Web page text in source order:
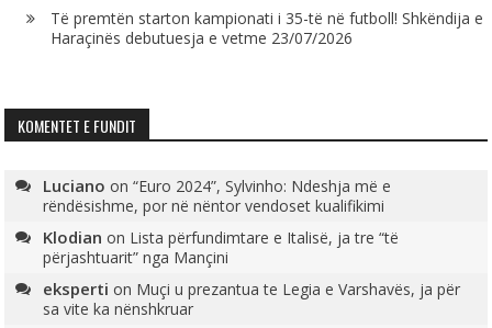
Të premtën starton kampionati i 35-të në futboll! Shkëndija e
Haraçinës debutuesja e vetme 23/07/2026
KOMENTET E FUNDIT
Luciano on“Euro 2024”, Sylvinho: Ndeshja më e
rëndësishme, por në nëntor vendoset kualifikimi
Klodian on Lista përfundimtare e Italisë, ja tre “të
përjashtuarit” nga Mançini
eksperti on Muçi u prezantua te Legia e Varshavës, ja për
sa vite ka nënshkruar